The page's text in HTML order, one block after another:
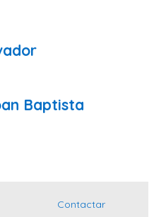
Baptista
Contactar